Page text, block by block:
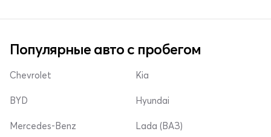
Популярные авто с пробегом
Chevrolet
BYD
Mercedes-Benz
Kia
Hyundai
Lada (ВАЗ)